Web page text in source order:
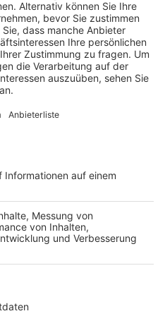
14:56
in die Saison. Kinder unter
für eine Tageskarte.
gibt eshier.Das Bad
19 Uhr – unter der Woche
in den Ferien und an
schon um 9 Uhr